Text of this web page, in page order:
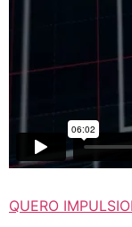
QUERO